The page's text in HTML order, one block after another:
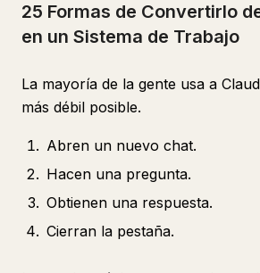
25 Formas de Convertirlo
en un Sistema de Trabajo
La mayoría de la gente usa a
más débil posible.
Abren un nuevo chat.
Hacen una pregunta.
Obtienen una respuesta.
Cierran la pestaña.